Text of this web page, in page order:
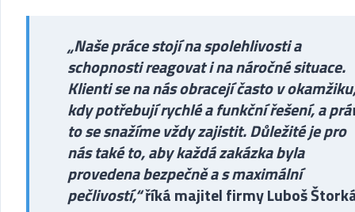
„Naše práce stojí na spolehlivosti a
schopnosti reagovat i na náročné situace.
Klienti se na nás obracejí často v
kdy potřebují rychlé a funkční řešení, a
to se snažíme vždy zajistit. Důležité je pro
nás také to, aby každá zakázka byla
provedena bezpečně a s maximální
pečlivostí,“říká majitel firmy Luboš